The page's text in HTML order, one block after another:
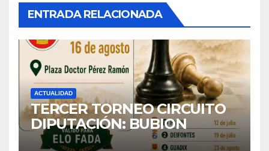
ENTRADA RELACIONADA
ACTUALIDAD
TERCER TORNEO CIRCUITO
DIPUTACIÓN: BUBION